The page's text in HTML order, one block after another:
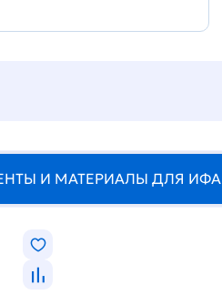
И МАТЕРИАЛЫ ДЛЯ ИФА